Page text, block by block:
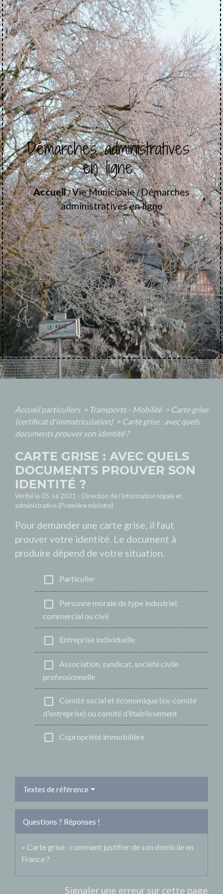
Démarches administratives
en ligne
Accueil/Vie Municipale/Démarches
administratives en ligne
Accueil particuliers > Transports - Mobilité > Carte grise
(certificat d'immatriculation) > Carte grise : avec quels
documents prouver son identité ?
CARTE GRISE : AVEC QUELS
DOCUMENTS PROUVER SON
IDENTITÉ ?
Vérifié le 05 Jul 2021 - Direction de l'information légale et
administrative (Première ministre)
Pour demander une carte grise, il faut
prouver votre identité. Le document à
produire dépend de votre situation.
check_box_outline_blank Particulier
check_box_outline_blank
Personne morale de type industriel,
commercial ou civil
check_box_outline_blank Entreprise individuelle
check_box_outline_blank
Association, syndicat, société civile
professionnelle
check_box_outline_blank
Comité social et économique (ex-comité
d'entreprise) ou comité d'établissement
check_box_outline_blank Copropriété immobilière
Textes de référence
Questions ? Réponses !
Carte grise : comment justifier de son domicile en
France ?
Signaler une erreur sur cette page